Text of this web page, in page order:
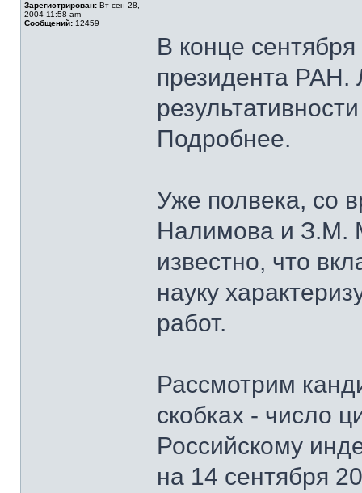
Зарегистрирован: Вт сен 28,
2004 11:58 am
Сообщений: 12459
В конце
президента РАН.
Подробнее.
Уже полвека, со
Налимова и З.М.
известно, что
науку
работ.
Рассмотрим
скобках - число
Российскому
на 14 сентября